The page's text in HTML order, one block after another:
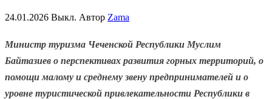
24.01.2026 Выкл. Автор Zama
Министр туризма Чеченской Республики Муслим
Байтазиев о перспективах развития горных территорий, о
помощи малому и среднему звену предпринимателей и о
уровне туристической привлекательности Республики в